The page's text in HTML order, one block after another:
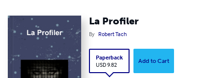
La Profiler
By Robert Tach
Paperback
USD 9.82
Add to Cart